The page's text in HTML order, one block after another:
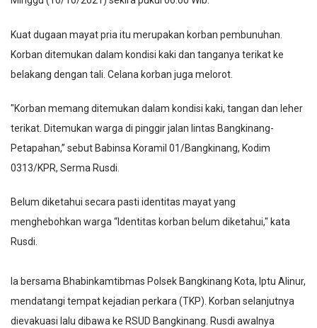
Kuat dugaan mayat pria itu merupakan korban pembunuhan.
Korban ditemukan dalam kondisi kaki dan tanganya terikat ke
belakang dengan tali. Celana korban juga melorot.
"Korban memang ditemukan dalam kondisi kaki, tangan dan leher
terikat. Ditemukan warga di pinggir jalan lintas Bangkinang-
Petapahan,” sebut Babinsa Koramil 01/Bangkinang, Kodim
0313/KPR, Serma Rusdi.
Belum diketahui secara pasti identitas mayat yang
menghebohkan warga “Identitas korban belum diketahui," kata
Rusdi.
Ia bersama Bhabinkamtibmas Polsek Bangkinang Kota, Iptu Alinur,
mendatangi tempat kejadian perkara (TKP). Korban selanjutnya
dievakuasi lalu dibawa ke RSUD Bangkinang. Rusdi awalnya